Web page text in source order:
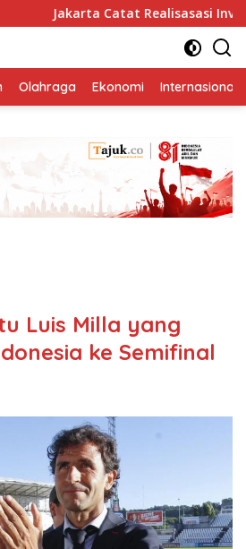
Catat Realisasasi Investasi Rp
Olahraga Ekonomi Internasional
Luis Milla yang
ke Semifinal